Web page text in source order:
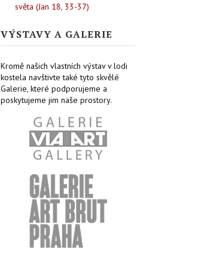
světa (Jan 18, 33-37)
VÝSTAVY A GALERIE
Kromě našich vlastních výstav v lodi
kostela navštivte také tyto skvělé
Galerie, které podporujeme a
poskytujeme jim naše prostory.